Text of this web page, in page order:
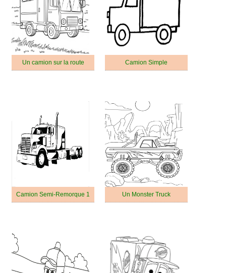
Un camion sur la route Camion Simple
Camion Semi-Remorque 1 Un Monster Truck